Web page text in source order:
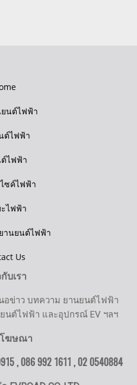
นต์ไฟฟ้า
ต์ไฟฟ้า
ไฟฟ้า
ซค์ไฟฟ้า
ไฟฟ้า
านยนต์ไฟฟ้า
Us
บเรา
นอข่าว บทความ ยานยนต์ไฟฟ้า
นต์ไฟฟ้า และอุปกรณ์ EV ฯลฯ
ฆษณา
, 086 992 1611 ,02 0540884